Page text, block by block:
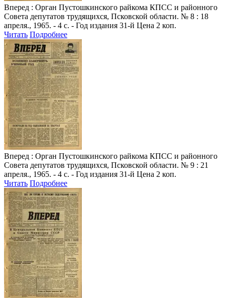
Вперед : Орган Пустошкинского райкома КПСС и районного
Совета депутатов трудящихся, Псковской области. № 8 : 18
апреля., 1965. - 4 с. - Год издания 31-й Цена 2 коп.
Читать Подробнее
Вперед : Орган Пустошкинского райкома КПСС и районного
Совета депутатов трудящихся, Псковской области. № 9 : 21
апреля., 1965. - 4 с. - Год издания 31-й Цена 2 коп.
Читать Подробнее